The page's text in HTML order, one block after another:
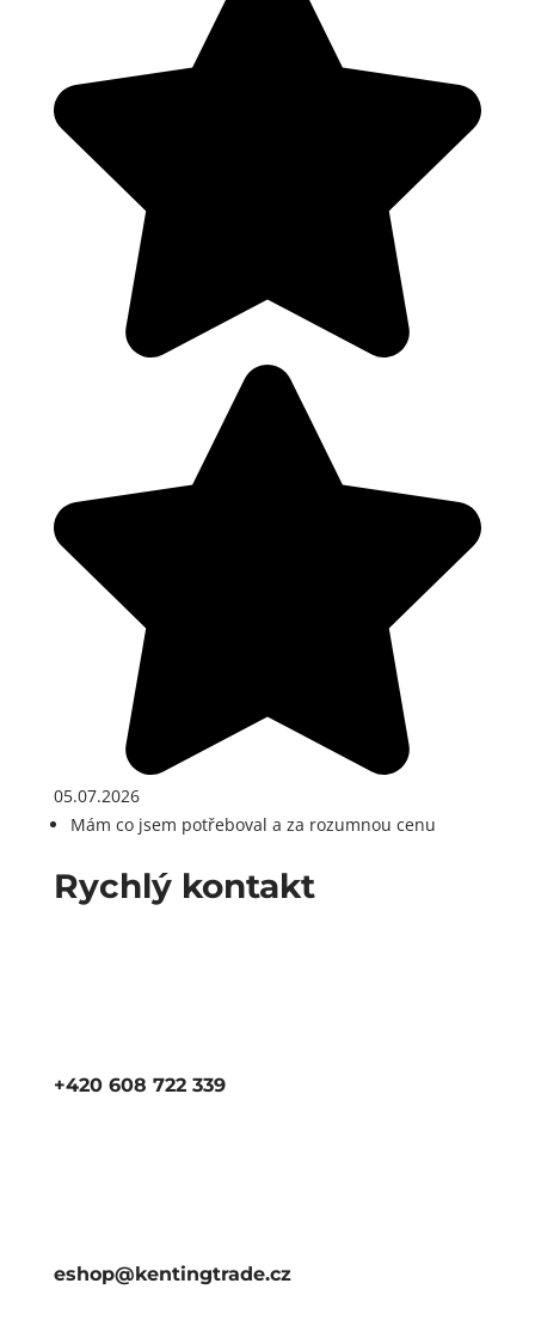
05.07.2026
Mám co jsem potřeboval a za rozumnou cenu
Rychlý kontakt
+420 608 722 339
eshop@kentingtrade.cz